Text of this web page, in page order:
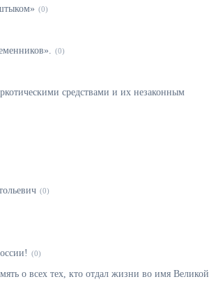
(0)
(0)
средствами и их незаконным
(0)
(0)
о всех тех, кто отдал жизни во имя Великой